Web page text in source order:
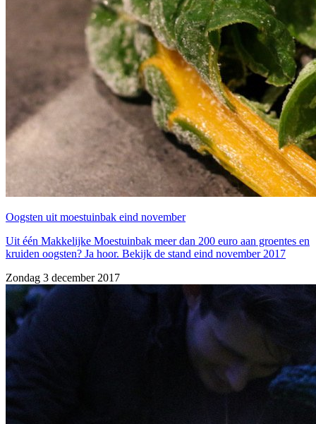
Oogsten uit moestuinbak eind november
Uit één Makkelijke Moestuinbak meer dan 200 euro aan groentes en
kruiden oogsten? Ja hoor. Bekijk de stand eind november 2017
Zondag 3 december 2017